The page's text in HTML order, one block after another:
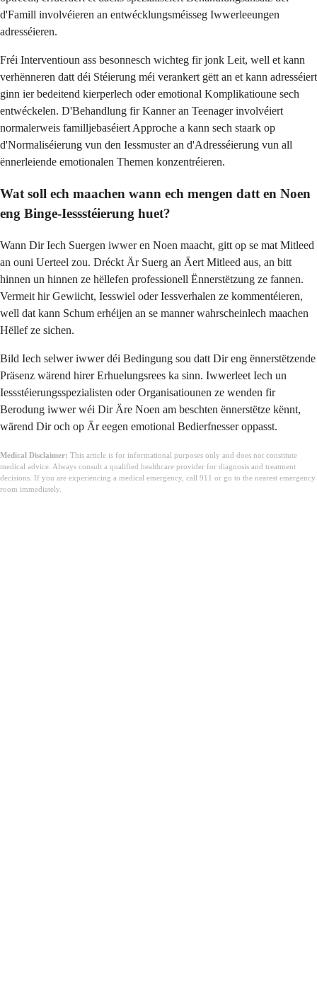
d'Famill involvéieren an entwécklungsméisseg Iwwerleeungen
adresséieren.
Fréi Interventioun ass besonnesch wichteg fir jonk Leit, well et kann
verhënneren datt déi Stéierung méi verankert gëtt an et kann adresséiert
ginn ier bedeitend kierperlech oder emotional Komplikatioune sech
entwéckelen. D'Behandlung fir Kanner an Teenager involvéiert
normalerweis familljebaséiert Approche a kann sech staark op
d'Normaliséierung vun den Iessmuster an d'Adresséierung vun all
ënnerleiende emotionalen Themen konzentréieren.
Wat soll ech maachen wann ech mengen datt en Noen
eng Binge-Iessstéierung huet?
Wann Dir Iech Suergen iwwer en Noen maacht, gitt op se mat Mitleed
an ouni Uerteel zou. Dréckt Är Suerg an Äert Mitleed aus, an bitt
hinnen un hinnen ze hëllefen professionell Ënnerstëtzung ze fannen.
Vermeit hir Gewiicht, Iesswiel oder Iessverhalen ze kommentéieren,
well dat kann Schum erhéijen an se manner wahrscheinlech maachen
Hëllef ze sichen.
Bild Iech selwer iwwer déi Bedingung sou datt Dir eng ënnerstëtzende
Präsenz wärend hirer Erhuelungsrees ka sinn. Iwwerleet Iech un
Iessstéierungsspezialisten oder Organisatiounen ze wenden fir
Berodung iwwer wéi Dir Äre Noen am beschten ënnerstëtze kënnt,
wärend Dir och op Är eegen emotional Bedierfnesser oppasst.
Medical Disclaimer: This article is for informational purposes only and does not constitute
medical advice. Always consult a qualified healthcare provider for diagnosis and treatment
decisions. If you are experiencing a medical emergency, call 911 or go to the nearest emergency
room immediately.